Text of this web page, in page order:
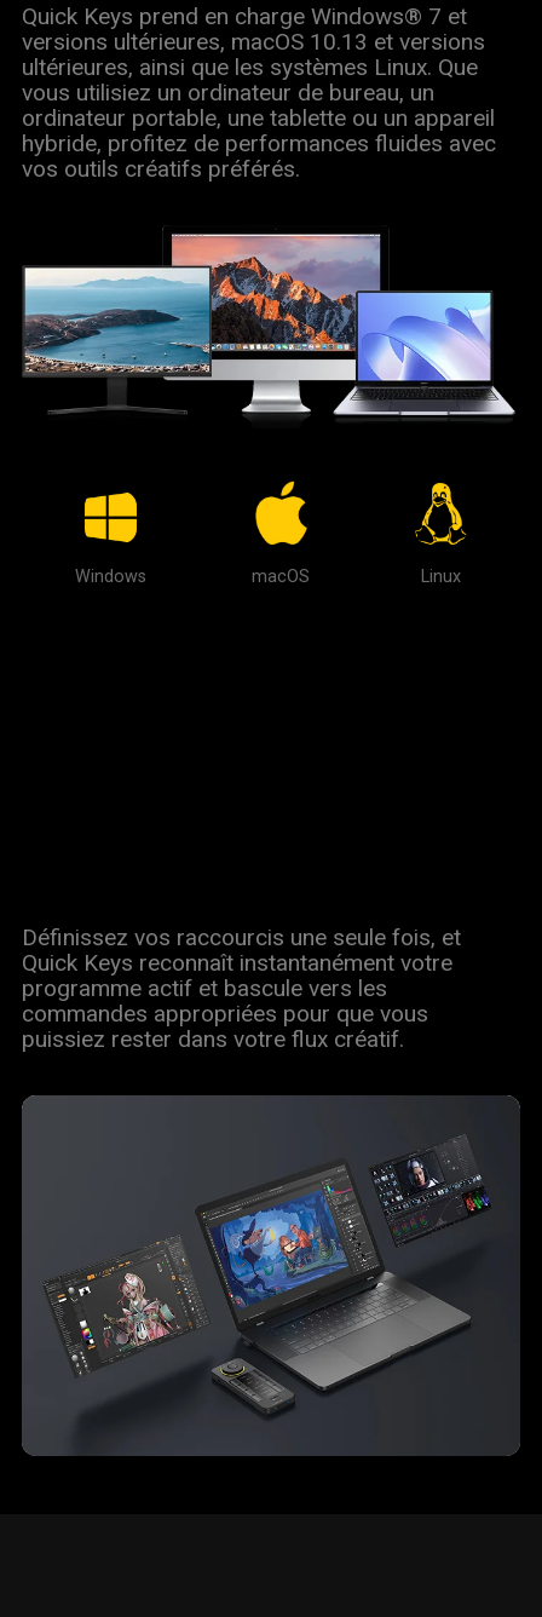
Quick Keys prend en charge Windows® 7 et
versions ultérieures, macOS 10.13 et versions
ultérieures, ainsi que les systèmes Linux. Que
vous utilisiez un ordinateur de bureau, un
ordinateur portable, une tablette ou un appareil
hybride, profitez de performances fluides avec
vos outils créatifs préférés.
Windows macOS Linux
Définissez vos raccourcis une seule fois, et
Quick Keys reconnaît instantanément votre
programme actif et bascule vers les
commandes appropriées pour que vous
puissiez rester dans votre flux créatif.